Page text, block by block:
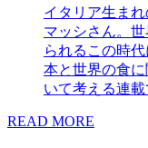
イタリア生ま
マッシさん。
られるこの時
本と世界の食
いて考える連載
READ MORE